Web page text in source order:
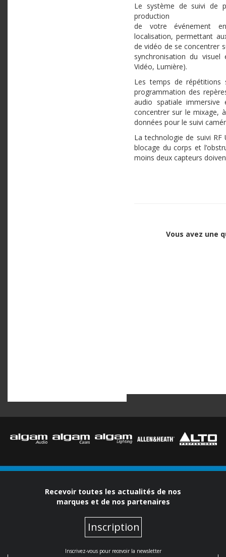
Le système de suivi de
production
de votre événement
localisation, permettant
de vidéo de se concentrer
synchronisation du
Vidéo, Lumière).
Les temps de
programmation des
audio spatiale
concentrer sur le mixage,
données pour le suivi
La technologie de suivi
blocage du corps et
moins deux capteurs
Vous avez une
Recevoir toutes les actualités de nos
marques et de nos partenaires
Inscription
Inscrivez-vous pour recevoir la newsletter